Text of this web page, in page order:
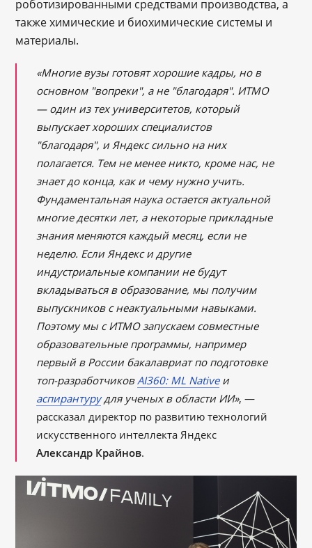
роботизированными средствами производства, а
также химические и биохимические системы и
материалы.
«Многие вузы готовят хорошие кадры, но в
основном "вопреки", а не "благодаря". ИТМО
— один из тех университетов, который
выпускает хороших специалистов
"благодаря", и Яндекс сильно на них
полагается. Тем не менее никто, кроме нас, не
знает до конца, как и чему нужно учить.
Фундаментальная наука остается актуальной
многие десятки лет, а некоторые прикладные
знания меняются каждый месяц, если не
неделю. Если Яндекс и другие
индустриальные компании не будут
вкладываться в образование, мы получим
выпускников с неактуальными навыками.
Поэтому мы с ИТМО запускаем совместные
образовательные программы, например
первый в России бакалавриат по подготовке
топ-разработчиков AI360: ML Nativeи
аспирантурудля ученых в области ИИ», —
рассказал директор по развитию технологий
искусственного интеллекта Яндекс
Александр Крайнов.